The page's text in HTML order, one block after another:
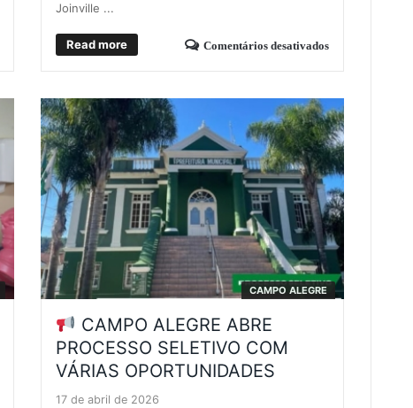
Joinville ...
Read more Comentários desativados
CAMPO ALEGRE
CAMPO ALEGRE ABRE
PROCESSO SELETIVO COM
VÁRIAS OPORTUNIDADES
17 de abril de 2026